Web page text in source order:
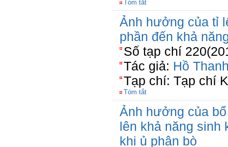
Tóm tắt
Ảnh hưởng của tỉ
phần đến khả
Số tạp chí
Tác giả: Hồ
Tạp chí: Tạp chí
Tóm tắt
Ảnh hưởng của
lên khả năng sinh
khi ủ phân bò